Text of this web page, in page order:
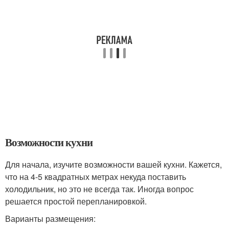
Возможности кухни
Для начала, изучите возможности вашей кухни. Кажется,
что на 4-5 квадратных метрах некуда поставить
холодильник, но это не всегда так. Иногда вопрос
решается простой перепланировкой.
Варианты размещения: